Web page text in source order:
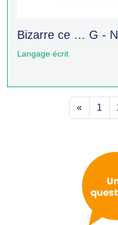
Bizarre ce … G -
Langage écrit
« 1